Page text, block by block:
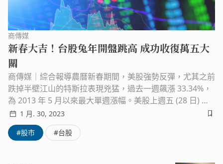
商傳媒
新春大吉！台股兔年開盤跳高 成功收復萬五大
關
商傳媒｜綜合報導農曆新春期間，美股強勢反彈，尤其之前
跌掉半壁江山的特斯拉表現兇猛，過去一週飆漲 33.34%，
為 2013 年 5 月以來最大單週漲幅。美股上週五 (28 日) 收
紅盤，道瓊連 6 日上漲，標普 500 上週漲約 2.5%，那斯達
克連 4 週收高、週線升逾 4.3%，可望創逾 22 年來最佳 1
月表現；英特爾 (Intel) 財報黯淡，拖累費半下跌 0.72%，
8 日公布 12 月個人消費支出物價指數 (PCE) 上升 0.1%，通
1 月. 30, 2023
#股市
#台股